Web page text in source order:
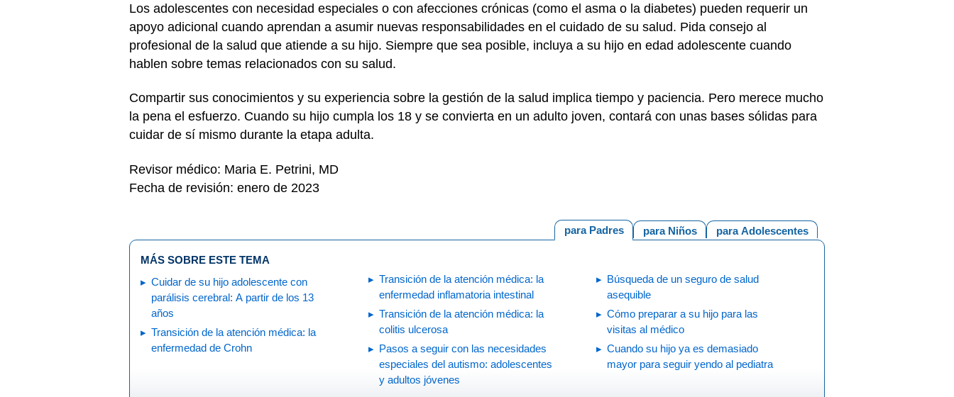
Los adolescentes con necesidad especiales o con afecciones crónicas (como el asma o la diabetes) pueden requerir un
apoyo adicional cuando aprendan a asumir nuevas responsabilidades en el cuidado de su salud. Pida consejo al
profesional de la salud que atiende a su hijo. Siempre que sea posible, incluya a su hijo en edad adolescente cuando
hablen sobre temas relacionados con su salud.
Compartir sus conocimientos y su experiencia sobre la gestión de la salud implica tiempo y paciencia. Pero merece mucho
la pena el esfuerzo. Cuando su hijo cumpla los 18 y se convierta en un adulto joven, contará con unas bases sólidas para
cuidar de sí mismo durante la etapa adulta.
Revisor médico: Maria E. Petrini, MD
Fecha de revisión: enero de 2023
para Adolescentes
para Niños
para Padres
MÁS SOBRE ESTE TEMA
Cuidar de su hijo adolescente con
parálisis cerebral: A partir de los 13
años
Transición de la atención médica: la
enfermedad de Crohn
Transición de la atención médica: la
enfermedad inflamatoria intestinal
Transición de la atención médica: la
colitis ulcerosa
Pasos a seguir con las necesidades
especiales del autismo: adolescentes
y adultos jóvenes
Búsqueda de un seguro de salud
asequible
Cómo preparar a su hijo para las
visitas al médico
Cuando su hijo ya es demasiado
mayor para seguir yendo al pediatra